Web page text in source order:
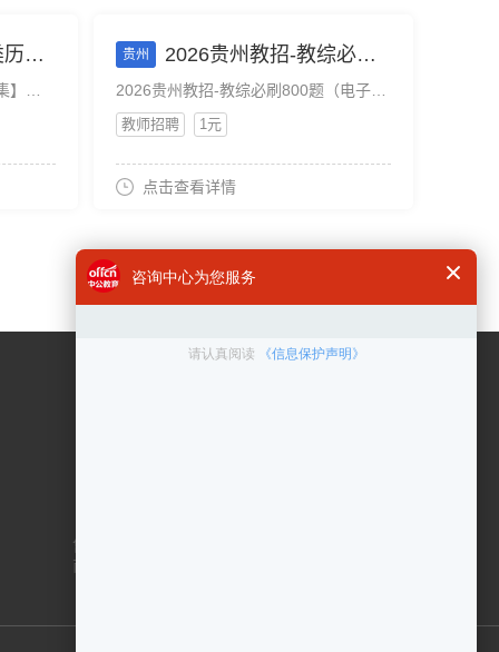
-贵州 贵州 2026贵州教招-教综必刷800题（电子版）
教师招聘 1元
点击查看详情
售后服务：010-83433000
商务合作：010-83432878